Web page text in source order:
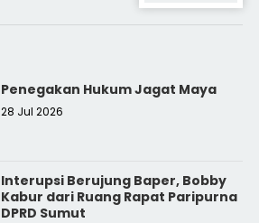
Penegakan Hukum Jagat Maya
28 Jul 2026
Interupsi Berujung Baper, Bobby
Kabur dari Ruang Rapat Paripurna
DPRD Sumut